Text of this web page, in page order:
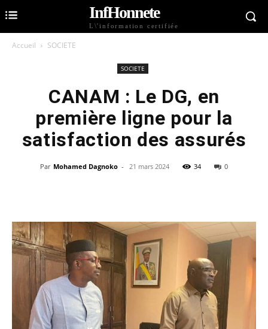
InfHonnete
L\'information certifiée
Accueil SOCIETE
SOCIETE
CANAM : Le DG, en
première ligne pour la
satisfaction des assurés
Par Mohamed Dagnoko - 21 mars 2024 34 0